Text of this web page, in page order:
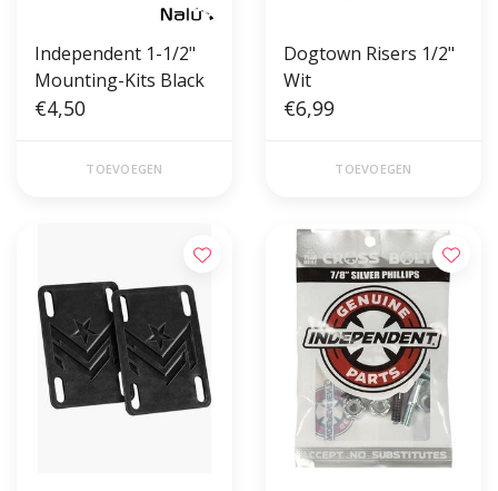
Independent 1-1/2"
Mounting-Kits Black
€4,50
TOEVOEGEN
Dogtown Risers 1/2"
Wit
€6,99
TOEVOEGEN